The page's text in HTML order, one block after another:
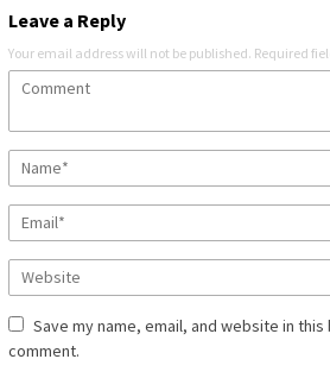
Leave a Reply
Your email address will not be published. Required
Save my name, email, and website in
comment.